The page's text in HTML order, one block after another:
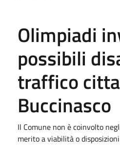
Olimpiadi
possibili
traffico
Buccinasco
Il Comune non è coinvolto
merito a viabilità o